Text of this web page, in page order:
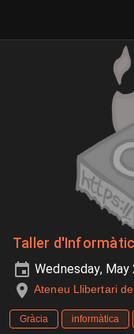
Taller
Wednesday,
Ateneu Llibertari
Gràcia informàtica